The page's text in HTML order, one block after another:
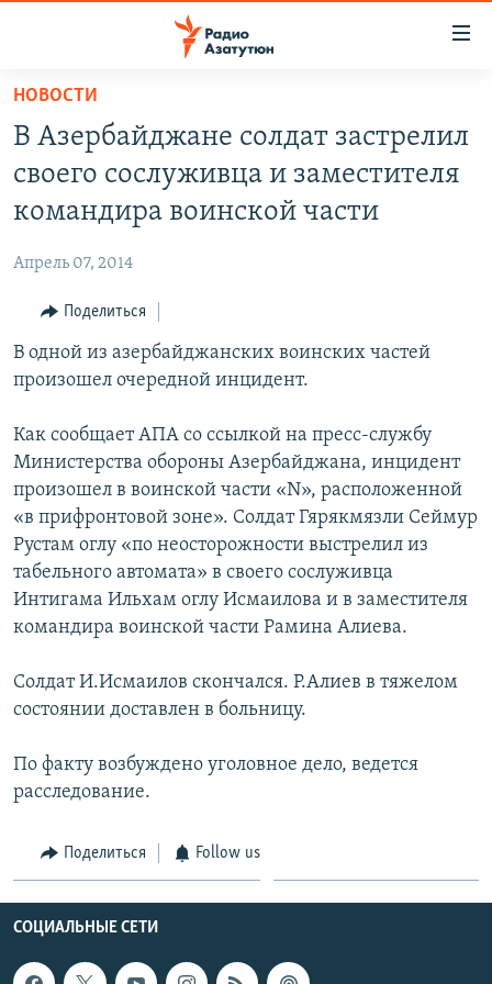
Перейти
основному
содержанию
основной
навигации
Перейти
поиску
НОВОСТИ
ЭКОНОМИКА
РЕГИОН
НАГОРНЫЙ КАРАБАХ
КУЛЬТУРА
СПОРТ
АРХИВ
Հայերեն
English
Русский
Все сайты Радио Азатутюн
НОВОСТИ
В Азербайджане солдат застрелил
своего сослуживца и заместителя
командира воинской части
Апрель 07, 2014
Поделиться
В одной из азербайджанских воинских частей
произошел очередной инцидент.
Как сообщает АПА со ссылкой на пресс-службу
Министерства обороны Азербайджана, инцидент
произошел в воинской части «N», расположенной
«в прифронтовой зоне». Солдат Гярякмязли Сеймур
Рустам оглу «по неосторожности выстрелил из
табельного автомата» в своего сослуживца
Интигама Ильхам оглу Исмаилова и в заместителя
командира воинской части Рамина Алиева.
Солдат И.Исмаилов скончался. Р.Алиев в тяжелом
состоянии доставлен в больницу.
По факту возбуждено уголовное дело, ведется
расследование.
Поделиться Follow us
СОЦИАЛЬНЫЕ СЕТИ